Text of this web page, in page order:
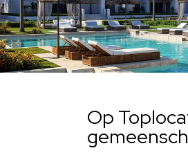
Op